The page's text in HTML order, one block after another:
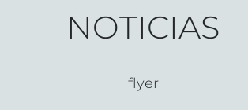
NOTICIAS
flyer